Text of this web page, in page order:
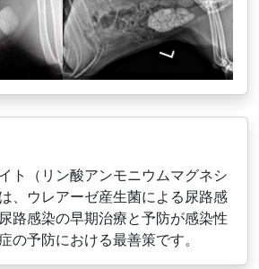
ト（リン酸アンモニウムマグネシ
、ウレアーゼ産生菌による尿路感
路感染の早期治療と予防が感染性
の予防における最善策です。